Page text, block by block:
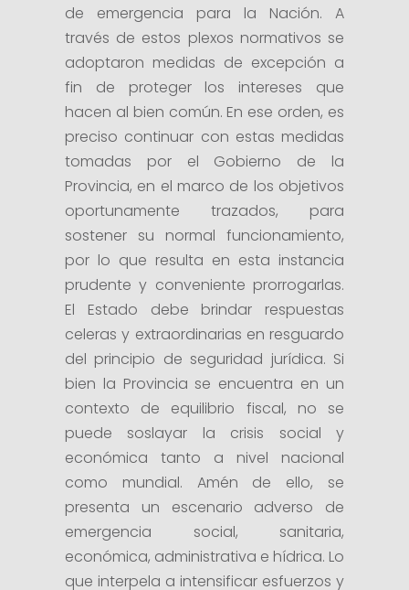
de emergencia para la Nación. A
través de estos plexos normativos se
adoptaron medidas de excepción a
fin de proteger los intereses que
hacen al bien común. En ese orden, es
preciso continuar con estas medidas
tomadas por el Gobierno de la
Provincia, en el marco de los objetivos
oportunamente trazados, para
sostener su normal funcionamiento,
por lo que resulta en esta instancia
prudente y conveniente prorrogarlas.
El Estado debe brindar respuestas
celeras y extraordinarias en resguardo
del principio de seguridad jurídica. Si
bien la Provincia se encuentra en un
contexto de equilibrio fiscal, no se
puede soslayar la crisis social y
económica tanto a nivel nacional
como mundial. Amén de ello, se
presenta un escenario adverso de
emergencia social, sanitaria,
económica, administrativa e hídrica. Lo
que interpela a intensificar esfuerzos y